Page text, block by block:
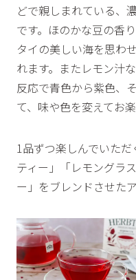
どで親しまれている、
です。ほのかな豆の香
タイの美しい海を思わ
れます。またレモン汁
反応で青色から紫色、
て、味や色を変えてお
1品ずつ楽しんでいた
ティー」「レモングラ
ー」をブレンドさせた